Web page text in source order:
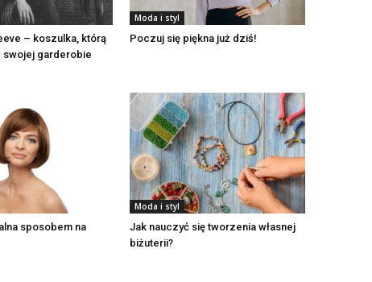
– koszulka, którą
swojej garderobie
Moda i styl
Poczuj się piękna już dziś!
sposobem na
Moda i styl
Jak nauczyć się tworzenia własnej
biżuterii?